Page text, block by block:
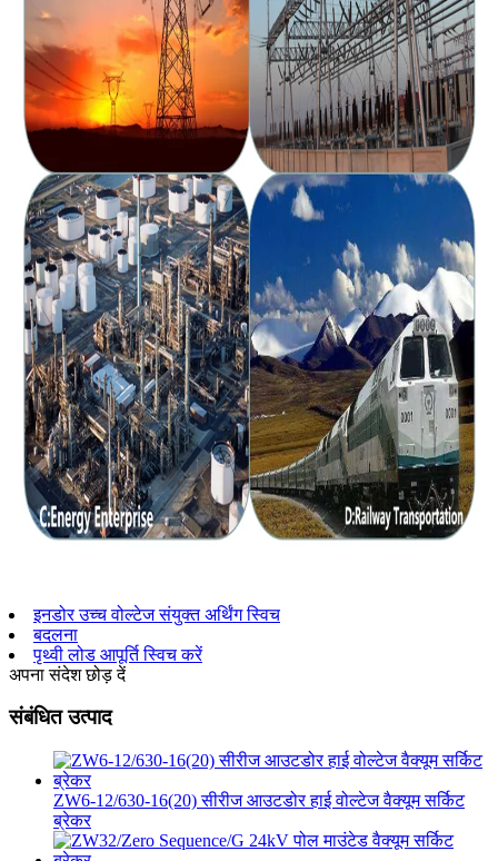
इनडोर उच्च वोल्टेज संयुक्त अर्थिंग स्विच
बदलना
पृथ्वी लोड आपूर्ति स्विच करें
अपना संदेश छोड़ दें
संबंधित उत्पाद
ZW6-12/630-16(20) सीरीज आउटडोर हाई वोल्टेज वैक्यूम सर्किट
ब्रेकर